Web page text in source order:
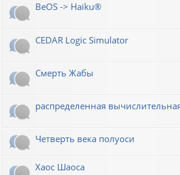
BeOS -> Haiku®
CEDAR Logic Simulator
Смерть Жабы
распределенная
Четверть века полуоси
Хаос Шаоса